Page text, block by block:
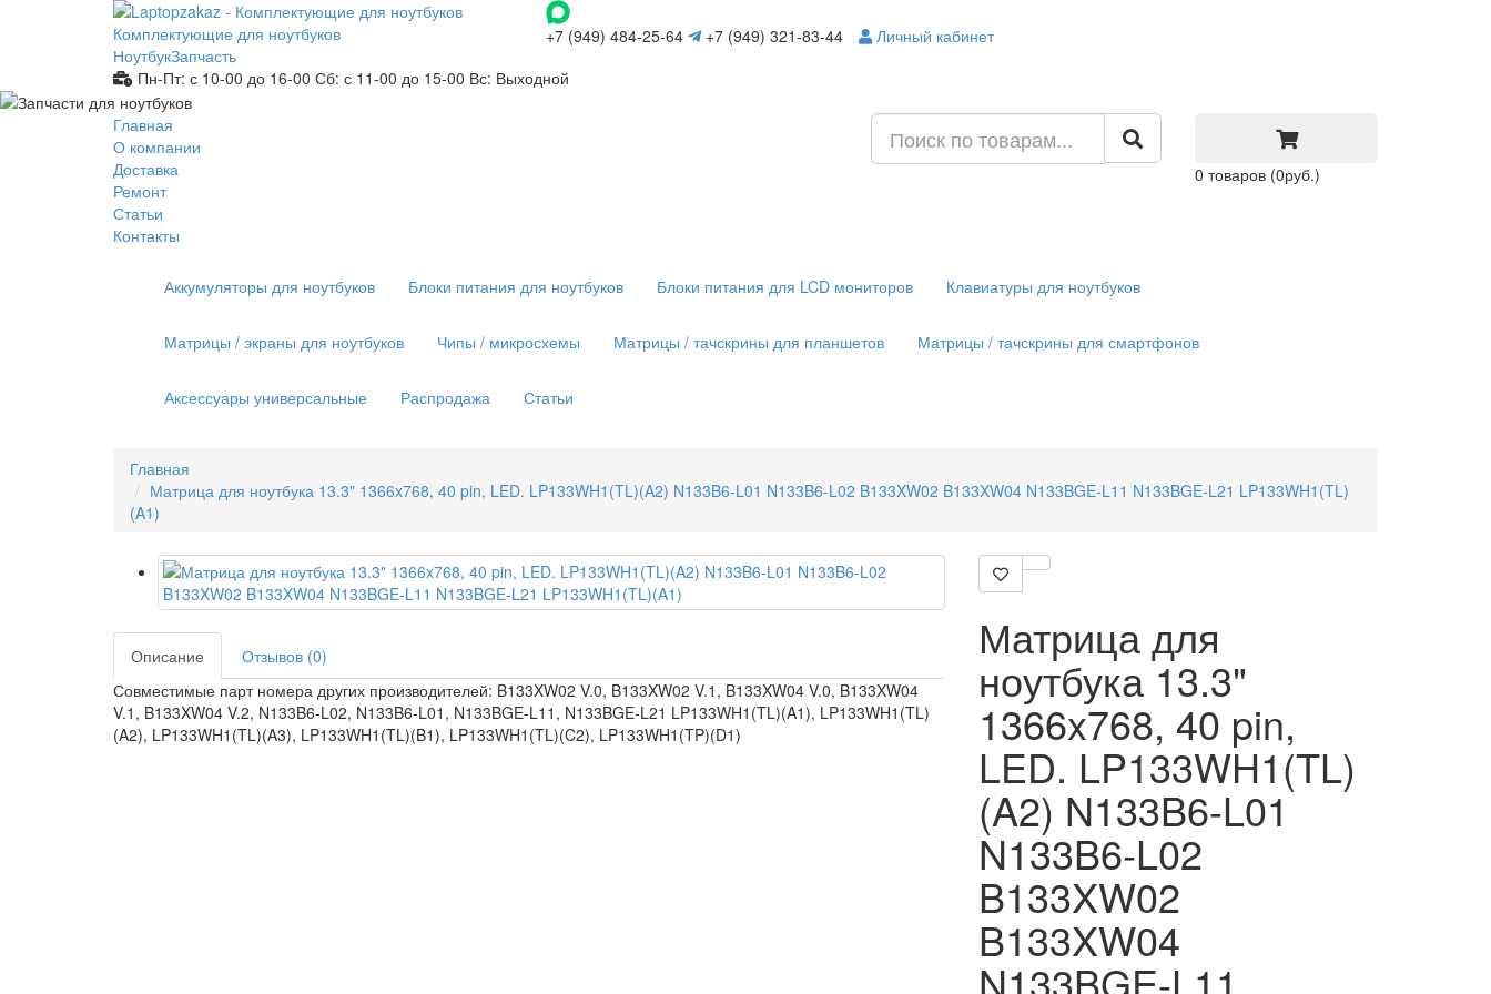
Комплектующие для ноутбуков
НоутбукЗапчасть
+7 (949) 484-25-64 +7 (949) 321-83-44
Личный кабинет
Пн-Пт: с 10-00 до 16-00 Сб: с 11-00 до 15-00 Вс: Выходной
Главная
О компании
Доставка
Ремонт
Статьи
Контакты
0 товаров (0руб.)
Аккумуляторы для ноутбуков Блоки питания для ноутбуков Блоки питания для LCD мониторов Клавиатуры для ноутбуков
Матрицы / экраны для ноутбуков Чипы / микросхемы Матрицы / тачскрины для планшетов Матрицы / тачскрины для смартфонов
Аксессуары универсальные Распродажа Статьи
Главная
Матрица для ноутбука 13.3" 1366x768, 40 pin, LED. LP133WH1(TL)(A2) N133B6-L01 N133B6-L02 B133XW02 B133XW04 N133BGE-L11 N133BGE-L21 LP133WH1(TL)
(A1)
Описание
Отзывов (0)
Совместимые парт номера других производителей: B133XW02 V.0, B133XW02 V.1, B133XW04 V.0, B133XW04
V.1, B133XW04 V.2, N133B6-L02, N133B6-L01, N133BGE-L11, N133BGE-L21 LP133WH1(TL)(A1), LP133WH1(TL)
(A2), LP133WH1(TL)(A3), LP133WH1(TL)(B1), LP133WH1(TL)(C2), LP133WH1(TP)(D1)
Матрица для
ноутбука 13.3"
1366x768, 40 pin,
LED. LP133WH1(TL)
(A2) N133B6-L01
N133B6-L02
B133XW02
B133XW04